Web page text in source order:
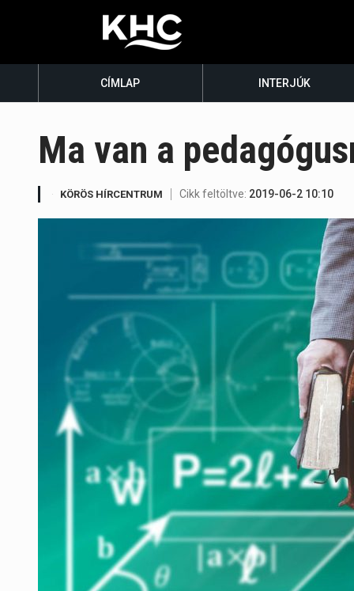
CÍMLAP INTERJÚK
Ma van a
KÖRÖS HÍRCENTRUM Cikk feltöltve: 2019-06-2 10:10